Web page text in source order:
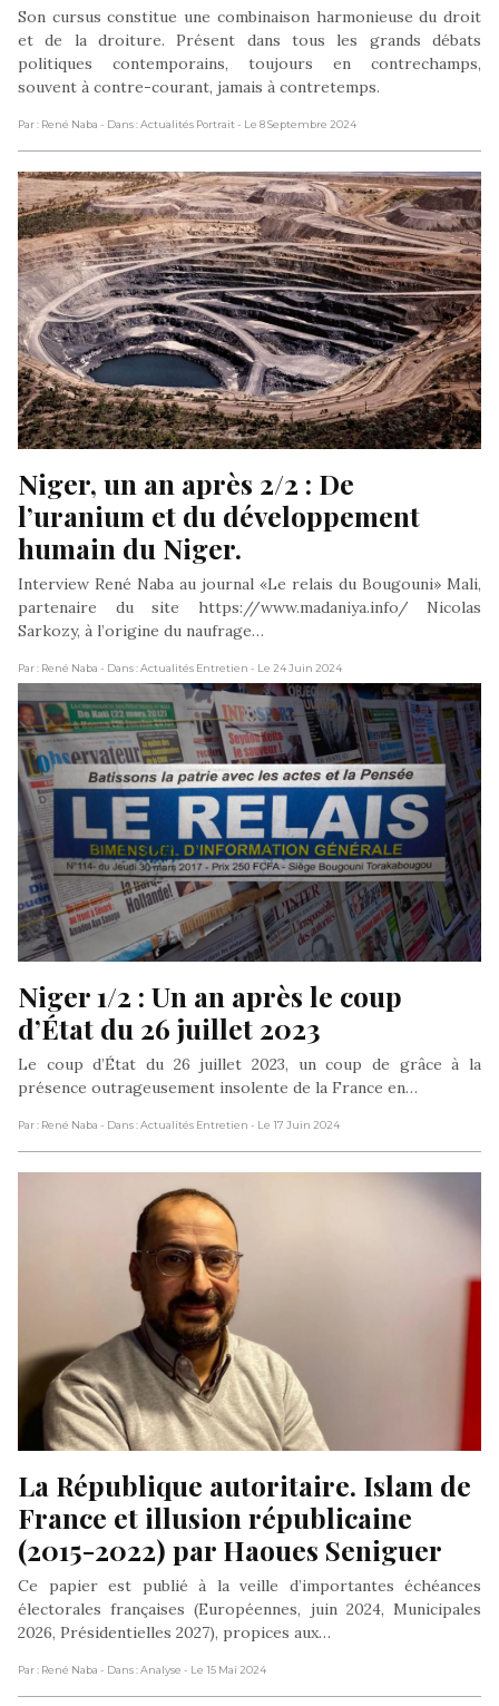
Son cursus constitue une combinaison harmonieuse du droit
et de la droiture. Présent dans tous les grands débats
politiques contemporains, toujours en contrechamps,
souvent à contre-courant, jamais à contretemps.
Par : René Naba - Dans : Actualités Portrait- Le 8 Septembre 2024
Niger, un an après 2/2 : De
l’uranium et du développement
humain du Niger.
Interview René Naba au journal «Le relais du Bougouni» Mali,
partenaire du site https://www.madaniya.info/ Nicolas
Sarkozy, à l’origine du naufrage…
Par : René Naba - Dans : Actualités Entretien - Le 24 Juin 2024
Niger 1/2 : Un an après le coup
d’État du 26 juillet 2023
Le coup d’État du 26 juillet 2023, un coup de grâce à la
présence outrageusement insolente de la France en…
Par : René Naba - Dans : Actualités Entretien - Le 17 Juin 2024
La République autoritaire. Islam de
France et illusion républicaine
(2015-2022) par Haoues Seniguer
Ce papier est publié à la veille d’importantes échéances
électorales françaises (Européennes, juin 2024, Municipales
2026, Présidentielles 2027), propices aux…
Par : René Naba - Dans : Analyse - Le 15 Mai 2024